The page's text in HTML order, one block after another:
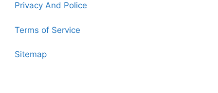
Privacy And Police
Terms of Service
Sitemap